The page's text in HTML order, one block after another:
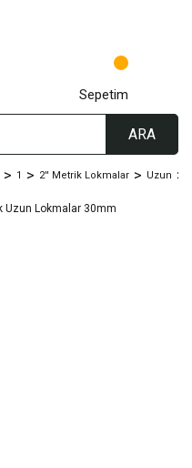
ARA
Sepetim
1 2'' Metrik Lokmalar Uzun